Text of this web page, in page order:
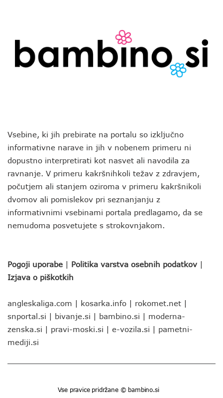
Vsebine, ki jih prebirate na portalu so izključno
informativne narave in jih v nobenem primeru ni
dopustno interpretirati kot nasvet ali navodila za
ravnanje. V primeru kakršnihkoli težav z zdravjem,
počutjem ali stanjem oziroma v primeru kakršnikoli
dvomov ali pomislekov pri seznanjanju z
informativnimi vsebinami portala predlagamo, da se
nemudoma posvetujete s strokovnjakom.
Pogoji uporabe | Politika varstva osebnih podatkov |
Izjava o piškotkih
angleskaliga.com | kosarka.info | rokomet.net |
snportal.si | bivanje.si | bambino.si | moderna-
zenska.si | pravi-moski.si | e-vozila.si | pametni-
mediji.si
Vse pravice pridržane © bambino.si